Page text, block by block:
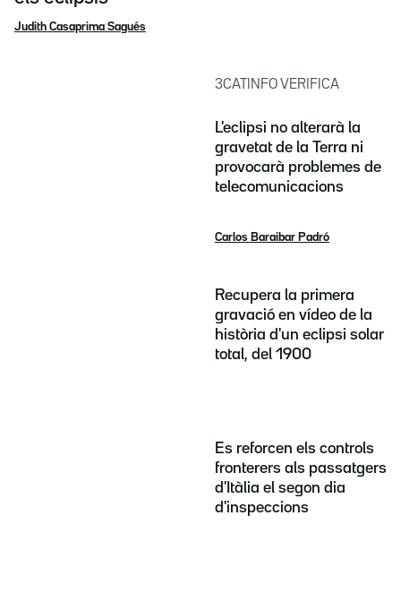
Judith Casaprima Sagués
3CATINFO VERIFICA
L'eclipsi no alterarà la
gravetat de la Terra ni
provocarà problemes de
telecomunicacions
Carlos Baraibar Padró
Recupera la primera
gravació en vídeo de la
història d'un eclipsi solar
total, del 1900
Es reforcen els controls
fronterers als passatgers
d'Itàlia el segon dia
d'inspeccions